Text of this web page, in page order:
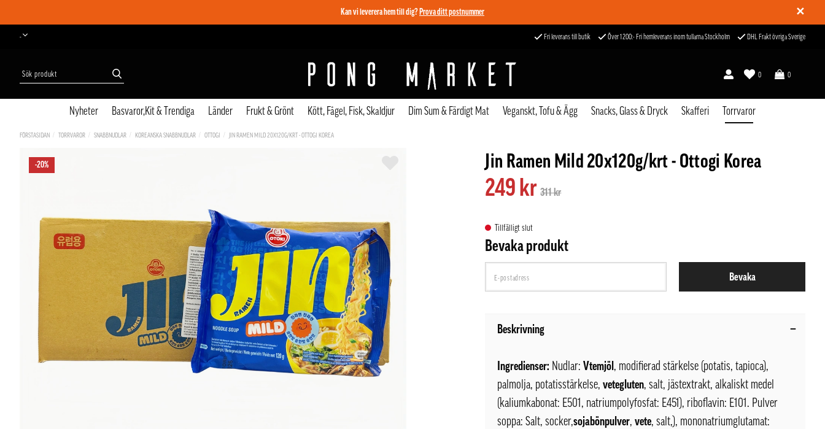
✕
Kan vi leverera hem till dig? Prova ditt postnummer
- Fri leverans till butik Över 1200:- Fri hemleverans inom tullarna Stockholm DHL Frakt övriga Sverige
0
0
Nyheter Basvaror,Kit & Trendiga Länder Frukt & Grönt Kött, Fågel, Fisk, Skaldjur Dim Sum & Färdigt Mat Veganskt, Tofu & Ägg Snacks, Glass & Dryck Skafferi Torrvaror
FÖRSTASIDAN TORRVAROR SNABBNUDLAR KOREANSKA SNABBNUDLAR OTTOGI JIN RAMEN MILD 20X120G/KRT - OTTOGI KOREA
-20% Jin Ramen Mild 20x120g/krt - Ottogi Korea
249 kr 311 kr
Tillfälligt slut
Bevaka produkt
Bevaka
Beskrivning
Ingredienser: Nudlar:Vtemjöl , modifierad stärkelse (potatis, tapioca),
palmolja, potatisstärkelse,vetegluten, salt, jästextrakt, alkaliskt medel
(kaliumkabonat: E501, natriumpolyfosfat: E451), riboflavin: E101. Pulver
soppa: Salt, socker,sojabönpulver,vete, salt,), mononatriumglutamat: